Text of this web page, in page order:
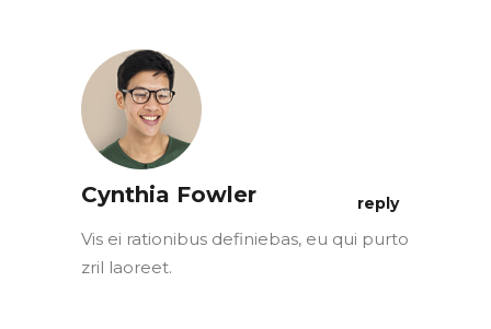
Cynthia Fowler reply
Vis ei rationibus definiebas, eu qui purto
zril laoreet.